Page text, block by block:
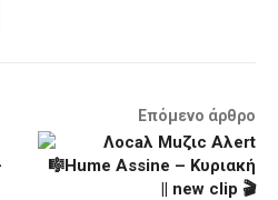
Επόμενο άρθρο